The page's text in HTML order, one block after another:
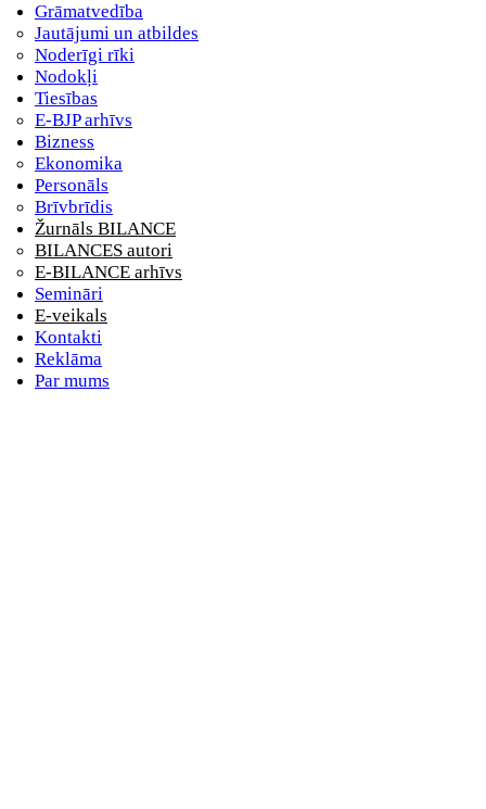
Grāmatvedība
Jautājumi un atbildes
Noderīgi rīki
Nodokļi
Tiesības
E-BJP arhīvs
Bizness
Ekonomika
Personāls
Brīvbrīdis
Žurnāls BILANCE
BILANCES autori
E-BILANCE arhīvs
Semināri
E-veikals
Kontakti
Reklāma
Par mums